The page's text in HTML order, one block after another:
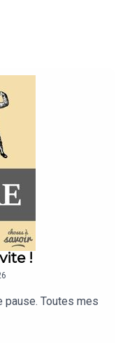
but de dénoncer
les Italiens-
à mettre fin
les médias et dans
qu'il s'agissait
Il organisa des
et une campagne
le public
italienne.
des droits
de la mafia.
et les médias, Joe
!
pause. Toutes mes